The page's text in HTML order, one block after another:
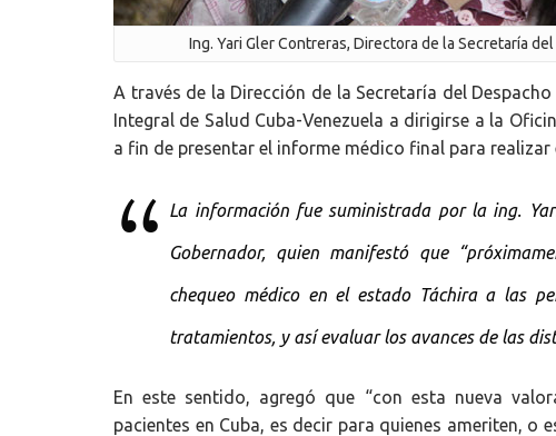
Ing. Yari Gler Contreras, Directora de la Secretaría
A través de la Dirección de la Secretaría del
Integral de Salud Cuba-Venezuela a dirigirse a la
a fin de presentar el informe médico final para
La información fue suministrada por la ing.
Gobernador, quien manifestó que
chequeo médico en el estado Táchira a las
tratamientos, y así evaluar los avances de las
En este sentido, agregó que “con esta nueva
pacientes en Cuba, es decir para quienes ameriten,